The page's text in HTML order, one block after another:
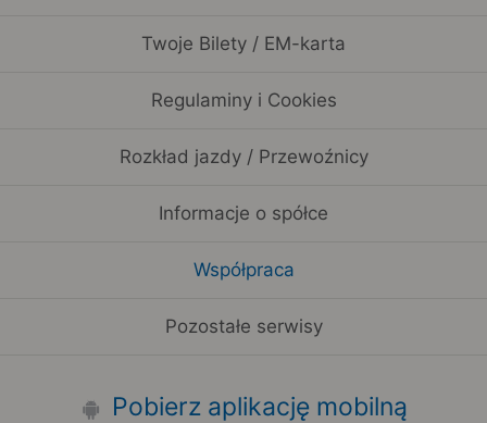
Twoje Bilety / EM-karta
Regulaminy i Cookies
Rozkład jazdy / Przewoźnicy
Informacje o spółce
Współpraca
Pozostałe serwisy
Pobierz aplikację mobilną